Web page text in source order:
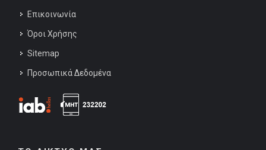
Επικοινωνία
Όροι Χρήσης
Sitemap
Προσωπικά Δεδομένα